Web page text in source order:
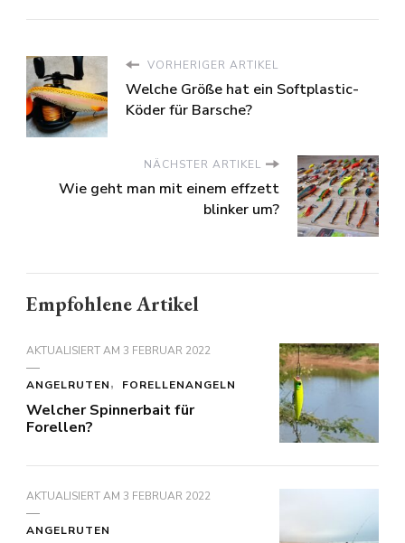
VORHERIGER ARTIKEL
Welche Größe hat ein Softplastic-
Köder für Barsche?
NÄCHSTER ARTIKEL
Wie geht man mit einem effzett
blinker um?
Empfohlene Artikel
AKTUALISIERT AM 3 FEBRUAR 2022
ANGELRUTEN FORELLENANGELN
Welcher Spinnerbait für
Forellen?
AKTUALISIERT AM 3 FEBRUAR 2022
ANGELRUTEN